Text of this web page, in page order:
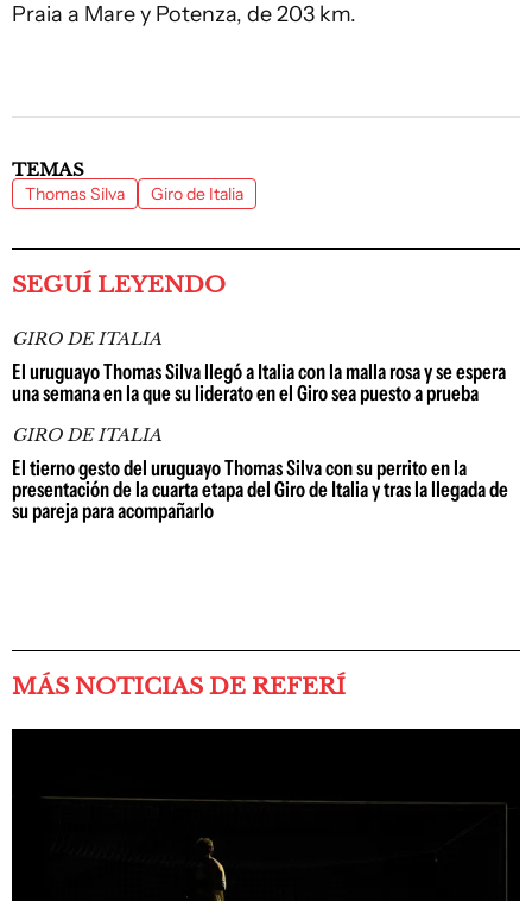
Praia a Mare y Potenza, de 203 km.
TEMAS
Thomas Silva Giro de Italia
SEGUÍ LEYENDO
GIRO DE ITALIA
El uruguayo Thomas Silva llegó a Italia con la malla rosa y se espera
una semana en la que su liderato en el Giro sea puesto a prueba
GIRO DE ITALIA
El tierno gesto del uruguayo Thomas Silva con su perrito en la
presentación de la cuarta etapa del Giro de Italia y tras la llegada de
su pareja para acompañarlo
MÁS NOTICIAS DE REFERÍ